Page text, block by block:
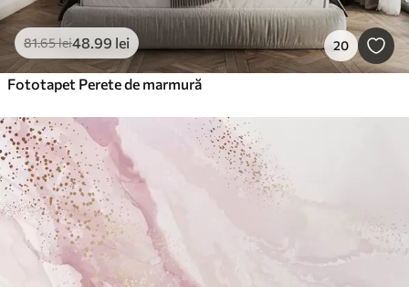
81.65lei48.99 lei 20
Fototapet Perete de marmură